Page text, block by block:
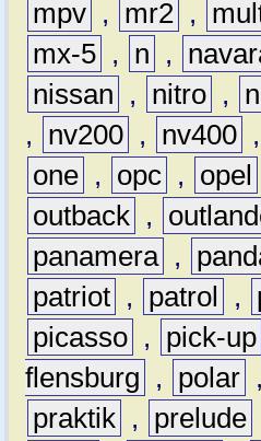
mpv , mr2 ,
mx-5 , n ,
nissan
, nitro ,
,
nv200 , nv400 ,
one , opc , opel
outback ,
panamera ,
patriot , patrol ,
picasso , pick-up
flensburg
, polar ,
praktik , prelude